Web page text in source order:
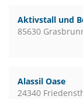
Aktivstall und
85630
Alassil Oase
24340